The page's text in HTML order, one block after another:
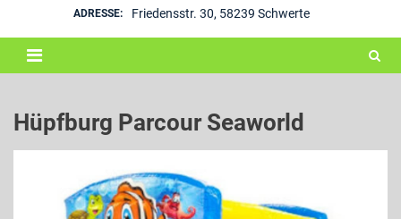
ADRESSE: Friedensstr. 30, 58239 Schwerte
Hüpfburg Parcour Seaworld